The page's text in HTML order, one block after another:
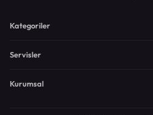
Kategoriler
Servisler
Kurumsal